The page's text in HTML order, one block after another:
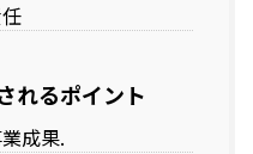
れるポイント
成果.